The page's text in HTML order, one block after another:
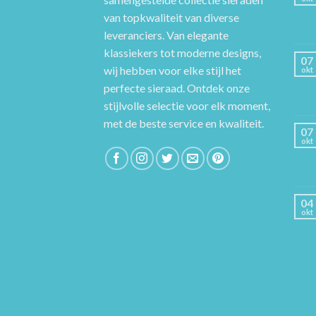
van topkwaliteit van diverse
leveranciers. Van elegante
klassiekers tot moderne designs,
wij hebben voor elke stijl het
perfecte sieraad. Ontdek onze
stijlvolle selectie voor elk moment,
met de beste service en kwaliteit.
07
okt
07
okt
04
okt